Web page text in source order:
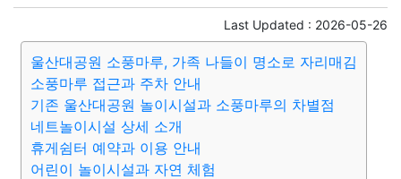
미용 증권 인테리어
요리 상품리뷰 원예 금융 게임 스포츠 사진
대출 자동차 취미 여행 맛집 IT 컴퓨터
종교 사회 정치 건강 의료
Last Updated : 2026-05-26
울산대공원 소풍마루, 가족 나들이 명소로 자리매김
소풍마루 접근과 주차 안내
기존 울산대공원 놀이시설과 소풍마루의 차별점
네트놀이시설 상세 소개
휴게쉼터 예약과 이용 안내
어린이 놀이시설과 자연 체험